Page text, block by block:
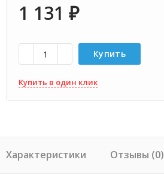
1 131 ₽
Купить
Купить в один клик
Характеристики Отзывы (0)